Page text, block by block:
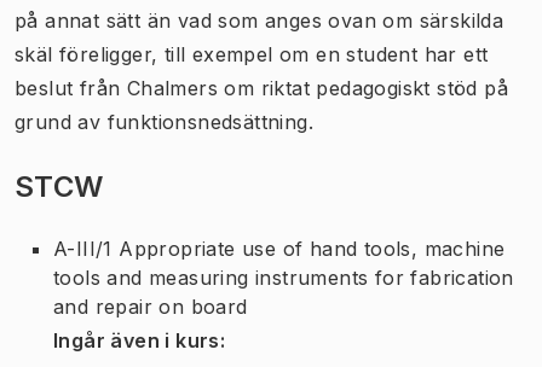
på annat sätt än vad som anges ovan om särskilda
skäl föreligger, till exempel om en student har ett
beslut från Chalmers om riktat pedagogiskt stöd på
grund av funktionsnedsättning.
STCW
A-III/1 Appropriate use of hand tools, machine
tools and measuring instruments for fabrication
and repair on board
Ingår även i kurs: